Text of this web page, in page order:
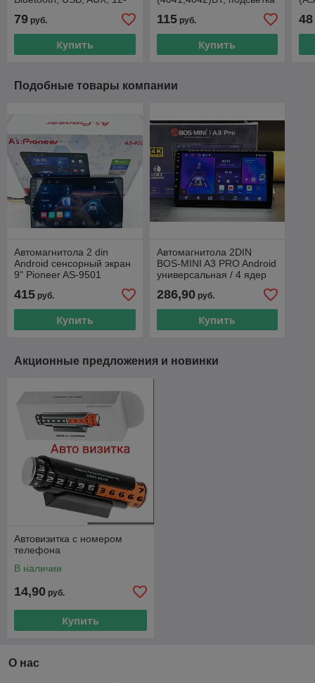
79 руб.
Купить
экраном 1080 Full HD
115руб.
Купить
48
Подобные товары компании
Автомагнитола 2 din
Android сенсорный экран
9" Pioneer AS-9501
415 руб.
Купить
Автомагнитола 2DIN
BOS-MINI A3 PRO Android
универсальная / 4 ядер
GPS
286,90руб.
Купить
Акционные предложения и новинки
Автовизитка с номером
телефона
В наличии
14,90 руб.
Купить
О нас